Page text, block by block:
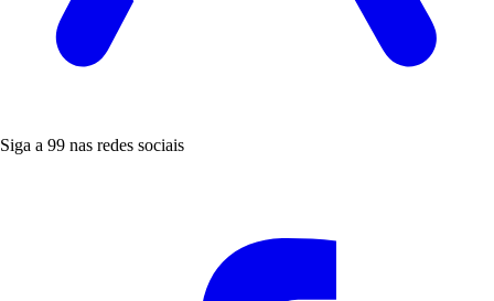
Siga a 99 nas redes sociais